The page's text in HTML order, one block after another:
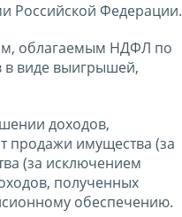
Российской Федерации.
облагаемым НДФЛ по
в виде выигрышей,
доходов,
продажи имущества (за
(за исключением
полученных
обеспечению.